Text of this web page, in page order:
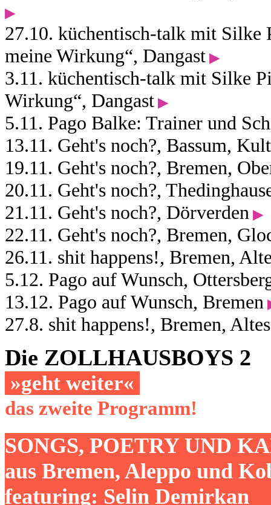
▶︎
27.10. küchentisch-talk mit
meine Wirkung“, Dangast ▶︎
3.11. küchentisch-talk mit Silke
Wirkung“, Dangast ▶︎
5.11. Pago Balke: Trainer und
13.11. Geht's noch?, Bassum,
19.11. Geht's noch?, Bremen,
20.11. Geht's noch?,
21.11. Geht's noch?, Dörverden ▶︎
22.11. Geht's noch?, Bremen,
26.11. shit happens!, Bremen,
5.12. Pago auf Wunsch,
13.12. Pago auf Wunsch, Bremen
27.8. shit happens!, Bremen,
Die ZOLLHAUSBOYS 2
»geht weiter«
das zweite Programm!
SONGS, POETRY UND
aus Bremen, Aleppo und
featuring: Selin Demirkan